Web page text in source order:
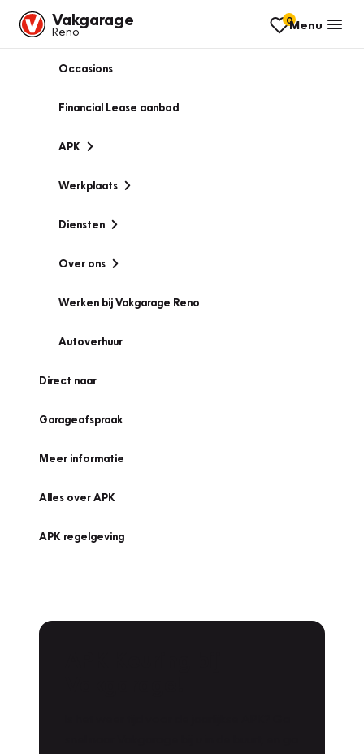
Vakgarage
Reno
0Menu
Occasions
Financial Lease aanbod
APK
Werkplaats
Diensten
Over ons
Werken bij Vakgarage Reno
Autoverhuur
Direct naar
Garageafspraak
Meer informatie
Alles over APK
APK regelgeving